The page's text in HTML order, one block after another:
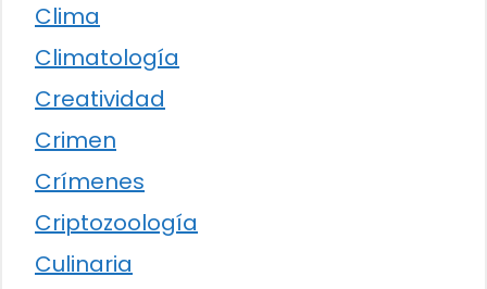
Clima
Climatología
Creatividad
Crimen
Crímenes
Criptozoología
Culinaria